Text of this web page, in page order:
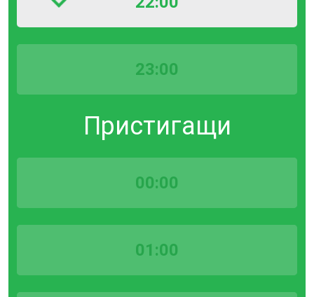
23:00
Пристигащи
00:00
01:00